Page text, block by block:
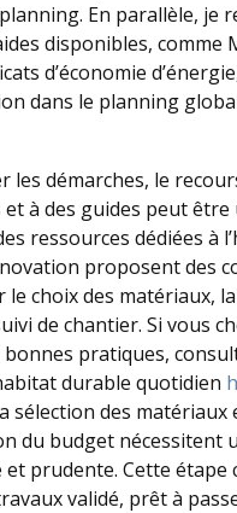
En parallèle, je
disponibles, comme
d’économie
dans le planning
les démarches, le
et à des guides peut
ressources dédiées à
proposent des
le choix des matériaux,
de chantier. Si vous
bonnes pratiques,
durable quotidien
sélection des matériaux
du budget nécessitent
prudente. Cette étape
validé, prêt à